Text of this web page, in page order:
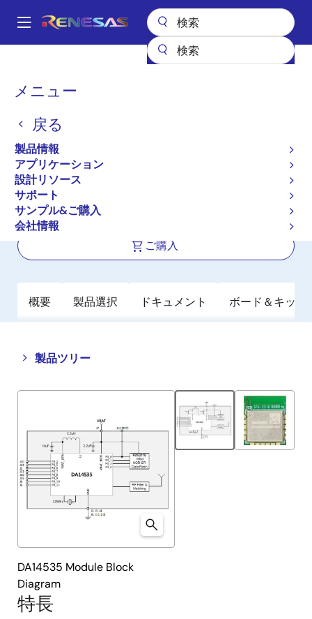
ン
Main
メニュー
戻る
製品情報
アプリケーション
設計リソース
サポート
サンプル&ご購入
会社情報
パ
く
ず
Bluetooth Low Energy
DA14535MOD
アクティブ
SmartBond TINY DA14535 Bluetooth
Low Energy 5.3モジュール
ご購入
概要 製品選択 ドキュメント ボード＆キット
製品ツリー
Close
tree
Open
tree
特長
DA14535 Module Block
Diagram